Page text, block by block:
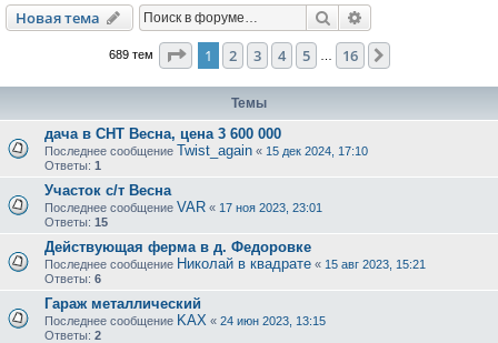
Новая тема Поиск
689 тем Страница из 16
1 2 3 4 5 16
Темы
дача в СНТ Весна, цена 3 600 000
Последнее сообщение Twist_again « 15 дек 2024, 17:10
Ответы: 1
Участок с/т Весна
Последнее сообщение VAR « 17 ноя 2023, 23:01
Ответы: 15
Действующая ферма в д. Федоровке
Последнее сообщение Николай в квадрате « 15 авг 2023, 15:21
Ответы: 6
Гараж металлический
Последнее сообщение KAX « 24 июн 2023, 13:15
Ответы: 2